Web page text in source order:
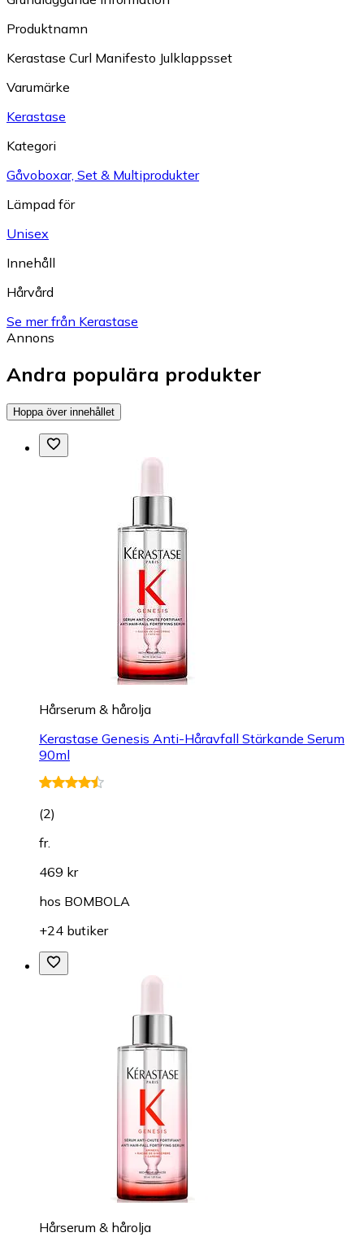
Produktnamn
Kerastase Curl Manifesto Julklappsset
Varumärke
Kerastase
Kategori
Gåvoboxar, Set & Multiprodukter
Lämpad för
Unisex
Innehåll
Hårvård
Se mer från Kerastase
Annons
Andra populära produkter
Hoppa över innehållet
Hårserum & hårolja
Kerastase Genesis Anti-Håravfall Stärkande Serum
90ml
(2)
fr.
469 kr
hos BOMBOLA
+24 butiker
Hårserum & hårolja